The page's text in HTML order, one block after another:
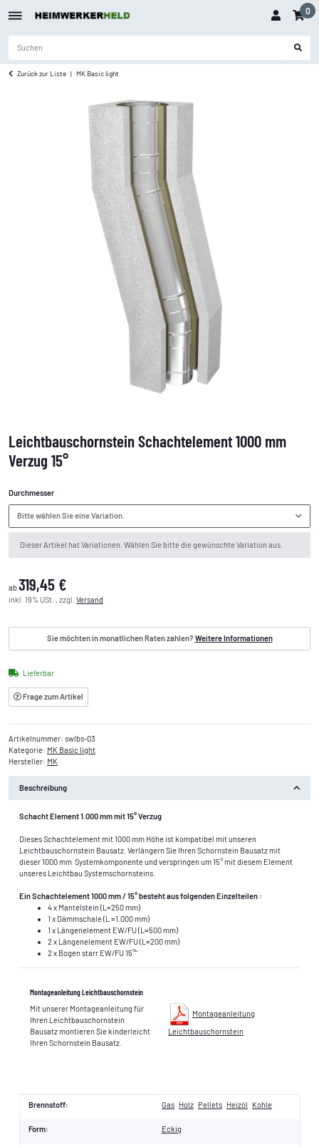
0
Zurück zur Liste MK Basic light
Leichtbauschornstein Schachtelement 1000 mm
Verzug 15°
Durchmesser
Bitte wählen Sie eine Variation.
xDieser Artikel hat Variationen. Wählen Sie bitte die gewünschte Variation aus.
ab319,45 €
inkl. 19% USt. , zzgl. Versand
Sie möchten in monatlichen Raten zahlen? Weitere Informationen
Lieferbar
Frage zum Artikel
Artikelnummer: swlbs-03
Kategorie: MK Basic light
Hersteller: MK
Beschreibung
Schacht Element 1.000 mm mit 15° Verzug
Dieses Schachtelement mit 1000 mm Höhe ist kompatibel mit unseren
Leichtbauschornstein Bausatz. Verlängern Sie Ihren Schornstein Bausatz mit
dieser 1000 mm Systemkomponente und verspringen um 15° mit diesem Element
unseres Leichtbau Systemschornsteins.
Ein Schachtelement 1000 mm /15°besteht aus folgenden Einzelteilen :
4 x Mantelstein (L=250 mm)
1 x Dämmschale (L =1.000 mm)
1 x Längenelement EW/FU (L=500 mm)
2 x Längenelement EW/FU (L=200 mm)
2 x Bogen starr EW/FU 15°"
Montageanleitung Leichtbauschornstein
Mit unserer Montageanleitung für
Ihren Leichtbauschornstein
Bausatz montieren Sie kinderleicht
Ihren Schornstein Bausatz.
Montageanleitung
Leichtbauschornstein
Produkteigenschaft
Wert
Brennstoff: Gas Holz Pellets Heizöl Kohle
Form: Eckig